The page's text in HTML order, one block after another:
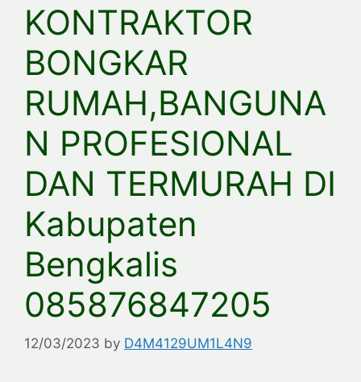
KONTRAKTOR
BONGKAR
RUMAH,BANGUNA
N PROFESIONAL
DAN TERMURAH DI
Kabupaten
Bengkalis
085876847205
12/03/2023 by D4M4129UM1L4N9